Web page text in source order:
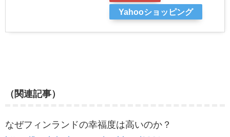
Yahooショッピング
（関連記事）
なぜフィンランドの幸福度は高いのか？